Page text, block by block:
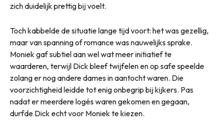
zich duidelijk prettig bij voelt.
Toch kabbelde de situatie lange tijd voort: het was gezellig,
maar van spanning of romance was nauwelijks sprake.
Moniek gaf subtiel aan wel wat meer initiatief te
waarderen, terwijl Dick bleef twijfelen en op safe speelde
zolang er nog andere dames in aantocht waren. Die
voorzichtigheid leidde tot enig onbegrip bij kijkers. Pas
nadat er meerdere logés waren gekomen en gegaan,
durfde Dick echt voor Moniek te kiezen.